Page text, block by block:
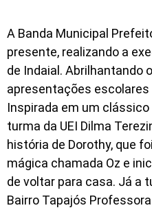
A Banda Municipal
presente, realizando a
de Indaial. Abrilhantando
apresentações
Inspirada em um
turma da UEI Dilma
história de Dorothy, que
mágica chamada Oz e
de voltar para casa. Já a
Bairro Tapajós